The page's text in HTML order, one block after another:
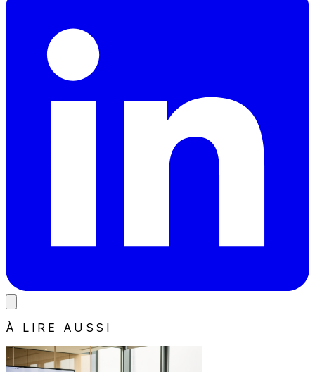
À LIRE AUSSI